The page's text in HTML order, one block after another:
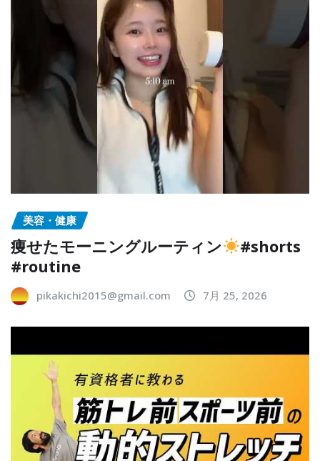
美容・健康
痩せたモーニングルーティン
#shorts
#routine
pikakichi2015@gmail.com 7月 25, 2026